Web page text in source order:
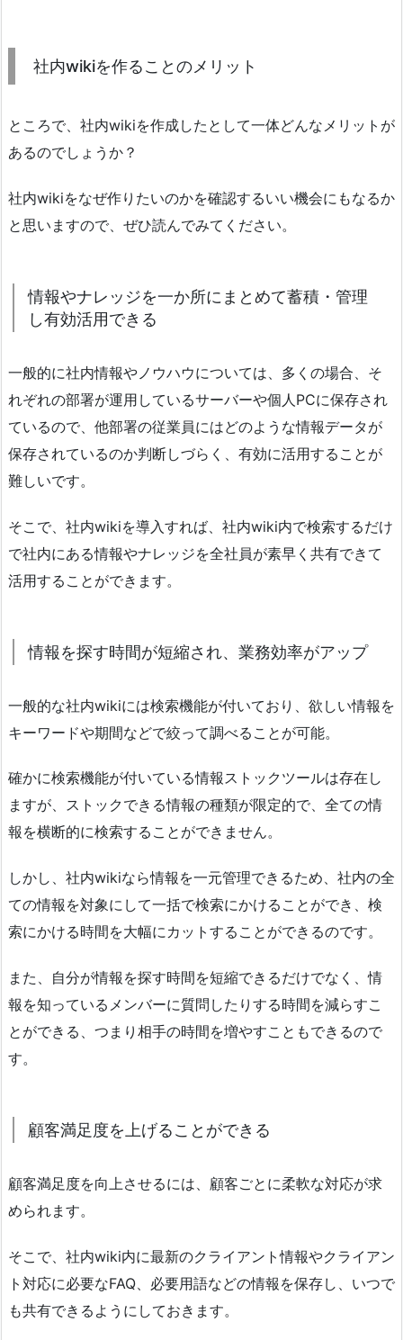
社内wikiを作ることのメリット
ところで、社内wikiを作成したとして一体どんなメリットが
あるのでしょうか？
社内wikiをなぜ作りたいのかを確認するいい機会にもなるか
と思いますので、ぜひ読んでみてください。
情報やナレッジを一か所にまとめて蓄積・管理
し有効活用できる
一般的に社内情報やノウハウについては、多くの場合、そ
れぞれの部署が運用しているサーバーや個人PCに保存され
ているので、他部署の従業員にはどのような情報データが
保存されているのか判断しづらく、有効に活用することが
難しいです。
そこで、社内wikiを導入すれば、社内wiki内で検索するだけ
で社内にある情報やナレッジを全社員が素早く共有できて
活用することができます。
情報を探す時間が短縮され、業務効率がアップ
一般的な社内wikiには検索機能が付いており、欲しい情報を
キーワードや期間などで絞って調べることが可能。
確かに検索機能が付いている情報ストックツールは存在し
ますが、ストックできる情報の種類が限定的で、全ての情
報を横断的に検索することができません。
しかし、社内wikiなら情報を一元管理できるため、社内の全
ての情報を対象にして一括で検索にかけることができ、検
索にかける時間を大幅にカットすることができるのです。
また、自分が情報を探す時間を短縮できるだけでなく、情
報を知っているメンバーに質問したりする時間を減らすこ
とができる、つまり相手の時間を増やすこともできるので
す。
顧客満足度を上げることができる
顧客満足度を向上させるには、顧客ごとに柔軟な対応が求
められます。
そこで、社内wiki内に最新のクライアント情報やクライアン
ト対応に必要なFAQ、必要用語などの情報を保存し、いつで
も共有できるようにしておきます。